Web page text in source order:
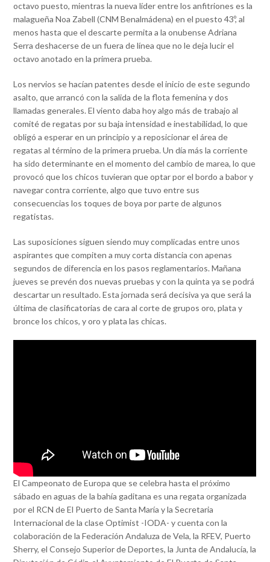
octavo puesto, mientras la nueva líder entre los anfitriones es la
malagueña Noa Zabell (CNM Benalmádena) en el puesto 43º, al
menos hasta que el descarte permita a la onubense Adriana
Serra deshacerse de un fuera de línea que no le deja lucir el
octavo anotado en la primera prueba.
Los nervios se hacían patentes desde el inicio de este segundo
asalto, que arrancó con la salida de la flota femenina y dos
llamadas generales. El viento daba hoy algo más de trabajo al
comité de regatas por su baja intensidad e inestabilidad, lo que
obligó a esperar en un principio y a reposicionar el área de
regatas al término de la primera prueba. Un día más la corriente
ha sido determinante en el momento del cambio de marea, lo que
provocó que los chicos tuvieran que optar por el bordo a babor y
navegar contra corriente, algo que tuvo entre sus
consecuencias los toques de boya por parte de algunos
regatistas.
Las suposiciones siguen siendo muy complicadas entre unos
aspirantes que compiten a muy corta distancia con apenas
segundos de diferencia en los pasos reglamentarios. Mañana
jueves se prevén dos nuevas pruebas y con la quinta ya se podrá
descartar un resultado. Esta jornada será decisiva ya que será la
última de clasificatorias de cara al corte de grupos oro, plata y
bronce los chicos, y oro y plata las chicas.
El Campeonato de Europa que se celebra hasta el próximo
sábado en aguas de la bahía gaditana es una regata organizada
por el RCN de El Puerto de Santa María y la Secretaria
Internacional de la clase Optimist -IODA- y cuenta con la
colaboración de la Federación Andaluza de Vela, la RFEV, Puerto
Sherry, el Consejo Superior de Deportes, la Junta de Andalucía, la